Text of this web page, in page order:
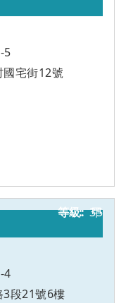
5
國宅街12號
35
4
3段21號6樓
甲